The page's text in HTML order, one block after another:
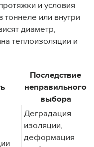
и условия
или внутри
диаметр,
теплоизоляции и
Последствие
неправильного
выбора
Деградация
изоляции,
деформация